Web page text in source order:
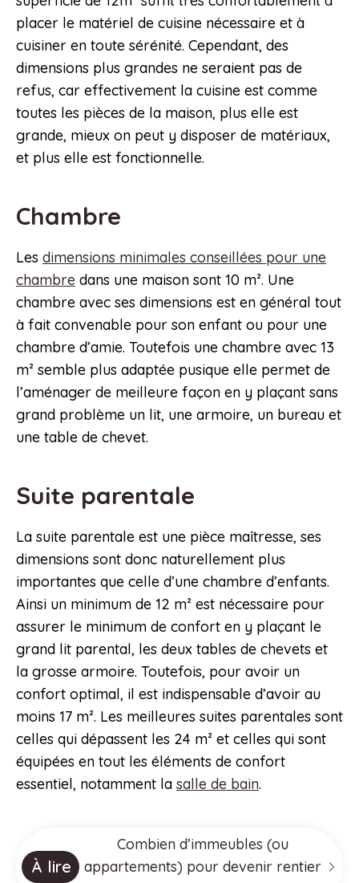
placer le matériel de cuisine nécessaire et à
cuisiner en toute sérénité. Cependant, des
dimensions plus grandes ne seraient pas de
refus, car effectivement la cuisine est comme
toutes les pièces de la maison, plus elle est
grande, mieux on peut y disposer de matériaux,
et plus elle est fonctionnelle.
Chambre
Les dimensions minimales conseillées pour une
chambre dans une maison sont 10 m². Une
chambre avec ses dimensions est en général tout
à fait convenable pour son enfant ou pour une
chambre d’amie. Toutefois une chambre avec 13
m² semble plus adaptée pusique elle permet de
l’aménager de meilleure façon en y plaçant sans
grand problème un lit, une armoire, un bureau et
une table de chevet.
Suite parentale
La suite parentale est une pièce maîtresse, ses
dimensions sont donc naturellement plus
importantes que celle d’une chambre d’enfants.
Ainsi un minimum de 12 m² est nécessaire pour
assurer le minimum de confort en y plaçant le
grand lit parental, les deux tables de chevets et
la grosse armoire. Toutefois, pour avoir un
confort optimal, il est indispensable d’avoir au
moins 17 m². Les meilleures suites parentales sont
celles qui dépassent les 24 m² et celles qui sont
équipées en tout les éléments de confort
essentiel, notamment la salle de bain.
À lire
Combien d’immeubles (ou
appartements) pour devenir rentier